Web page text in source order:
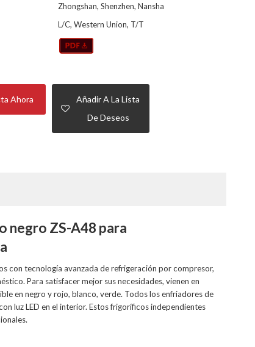
Zhongshan, Shenzhen, Nansha
L/C, Western Union, T/T
Ahora
Añadir A La Lista
De Deseos
negro ZS-A48 para
con tecnología avanzada de refrigeración por compresor,
Para satisfacer mejor sus necesidades, vienen en
en negro y rojo, blanco, verde. Todos los enfriadores de
luz LED en el interior. Estos frigoríficos independientes